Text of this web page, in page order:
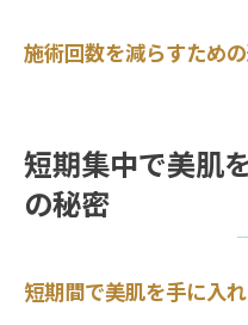
施術回数を減らすため
短期集中で美肌
の秘密
短期間で美肌を手に入